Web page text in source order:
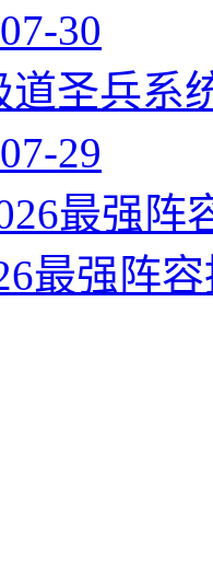
07-30
道圣兵系
07-29
最强
最强阵